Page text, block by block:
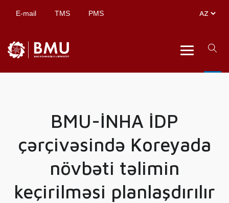
E-mail TMS PMS
BMU-İNHA İDP
çərçivəsində Koreyada
növbəti təlimin
keçirilməsi planlaşdırılır